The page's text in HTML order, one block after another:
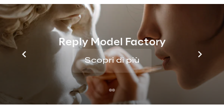
Reply Model Factory
Scopri di più
verificare così
le condizioni
di salute di
una persona,
quest’ultima.